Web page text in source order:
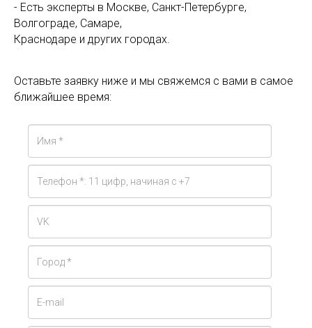
- Есть эксперты в Москве, Санкт-Петербурге,
Волгограде, Самаре,
Краснодаре и других городах.
Оставьте заявку ниже и мы свяжемся с вами в самое
ближайшее время: